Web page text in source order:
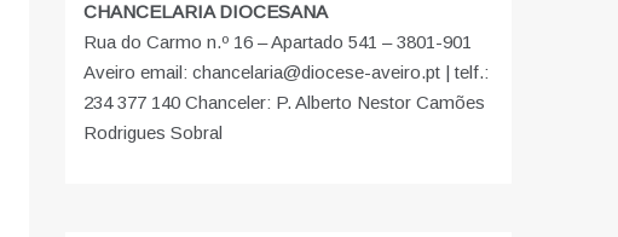
CHANCELARIA DIOCESANA
Rua do Carmo n.º 16 – Apartado 541 – 3801-901
Aveiro email: chancelaria@diocese-aveiro.pt | telf.:
234 377 140 Chanceler: P. Alberto Nestor Camões
Rodrigues Sobral